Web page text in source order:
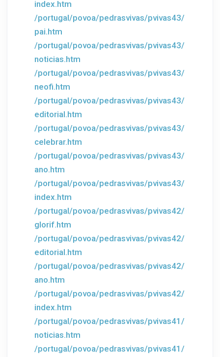
index.htm
/portugal/povoa/pedrasvivas/pvivas43/
pai.htm
/portugal/povoa/pedrasvivas/pvivas43/
noticias.htm
/portugal/povoa/pedrasvivas/pvivas43/
neofi.htm
/portugal/povoa/pedrasvivas/pvivas43/
editorial.htm
/portugal/povoa/pedrasvivas/pvivas43/
celebrar.htm
/portugal/povoa/pedrasvivas/pvivas43/
ano.htm
/portugal/povoa/pedrasvivas/pvivas43/
index.htm
/portugal/povoa/pedrasvivas/pvivas42/
glorif.htm
/portugal/povoa/pedrasvivas/pvivas42/
editorial.htm
/portugal/povoa/pedrasvivas/pvivas42/
ano.htm
/portugal/povoa/pedrasvivas/pvivas42/
index.htm
/portugal/povoa/pedrasvivas/pvivas41/
noticias.htm
/portugal/povoa/pedrasvivas/pvivas41/